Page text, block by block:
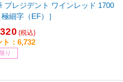
プレジデント ワインレッド 1700
細字（EF）］
(税込)
ト：6,732
り